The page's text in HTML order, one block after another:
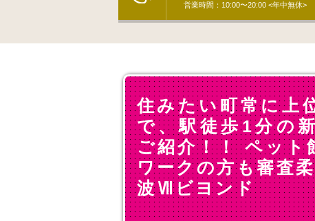
営業時間：10:00〜20:00 <年中無休>
住みたい町常に上
で、駅徒歩1分の
ご紹介！！ ペット
ワークの方も審査
波Ⅶビヨンド